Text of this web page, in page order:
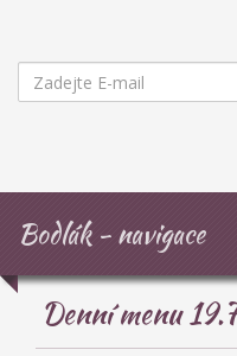
Bodlák - navigace
Denní menu